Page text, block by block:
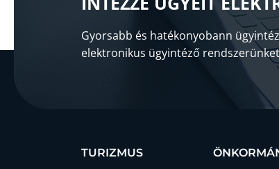
Gyorsabb és hatékonyobann
elektronikus ügyintéző
TURIZMUS